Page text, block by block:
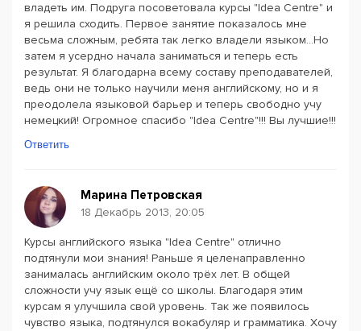
владеть им. Подруга посоветовала курсы "Idea Centre" и
я решила сходить. Первое занятие показалось мне
весьма сложным, ребята так легко владели языком...Но
затем я усердно начала заниматься и теперь есть
результат. Я благодарна всему составу преподавателей,
ведь они не только научили меня английскому, но и я
преодолела языковой барьер и теперь свободно учу
немецкий! Огромное спасибо "Idea Centre"!!! Вы лучшие!!!
Ответить
Марина Петровская
18 Декабрь 2013, 20:05
Курсы английского языка "Idea Centre" отлично
подтянули мои знания! Раньше я целенаправленно
занималась английским около трёх лет. В общей
сложности учу язык ещё со школы. Благодаря этим
курсам я улучшила свой уровень. Так же появилось
чувство языка, подтянулся вокабуляр и грамматика. Хочу